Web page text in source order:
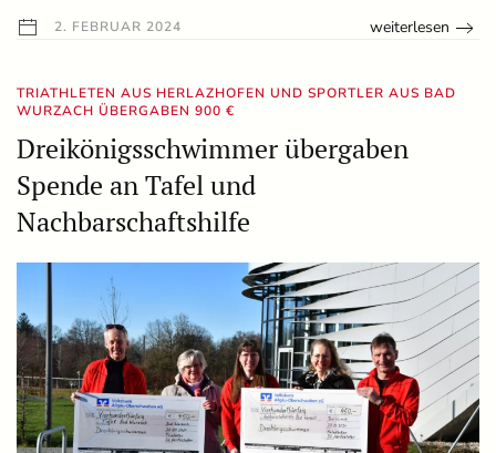
2. FEBRUAR 2024 weiterlesen
TRIATHLETEN AUS HERLAZHOFEN UND SPORTLER AUS BAD
WURZACH ÜBERGABEN 900 €
Dreikönigsschwimmer übergaben
Spende an Tafel und
Nachbarschaftshilfe